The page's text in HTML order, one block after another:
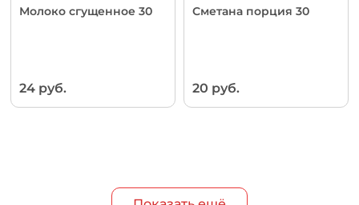
Молоко сгущенное 30
24 руб.
Сметана порция 30
20 руб.